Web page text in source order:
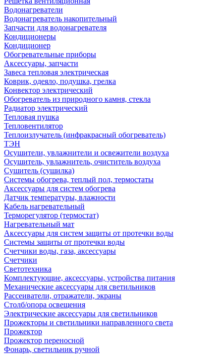
Водонагреватели
Водонагреватель накопительный
Запчасти для водонагревателя
Кондиционеры
Кондиционер
Обогревательные приборы
Аксессуары, запчасти
Завеса тепловая электрическая
Коврик, одеяло, подушка, грелка
Конвектор электрический
Обогреватель из природного камня, стекла
Радиатор электрический
Тепловая пушка
Тепловентилятор
Теплоизлучатель (инфракрасный обогреватель)
ТЭН
Осушители, увлажнители и освежители воздуха
Осушитель, увлажнитель, очиститель воздуха
Сушитель (сушилка)
Системы обогрева, теплый пол, термостаты
Аксессуары для систем обогрева
Датчик температуры, влажности
Кабель нагревательный
Терморегулятор (термостат)
Нагревательный мат
Аксессуары для систем защиты от протечки воды
Системы защиты от протечки воды
Счетчики воды, газа, аксессуары
Счетчики
Светотехника
Комплектующие, аксессуары, устройства питания
Механические аксессуары для светильников
Рассеиватели, отражатели, экраны
Столб/опора освещения
Электрические аксессуары для светильников
Прожекторы и светильники направленного света
Прожектор
Прожектор переносной
Фонарь, светильник ручной